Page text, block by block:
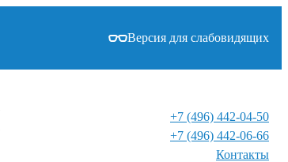
Версия для слабовидящих
+7 (496) 442-04-50
+7 (496) 442-06-66
Контакты⁠